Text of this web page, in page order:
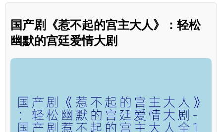
国产剧《惹不起的宫主大人》：轻松
幽默的宫廷爱情大剧